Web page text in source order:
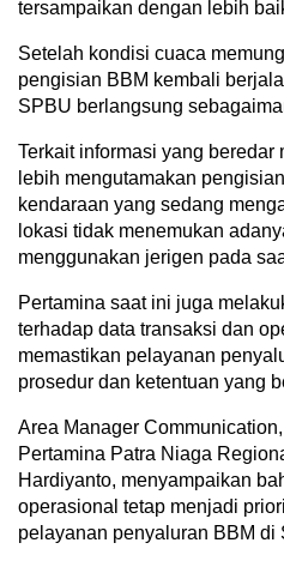
tersampaikan dengan lebih
Setelah kondisi cuaca
pengisian BBM kembali
SPBU berlangsung
Terkait informasi yang
lebih mengutamakan
kendaraan yang sedang
lokasi tidak menemukan
menggunakan jerigen pada
Pertamina saat ini juga
terhadap data transaksi dan
memastikan pelayanan
prosedur dan ketentuan yang
Area Manager
Pertamina Patra Niaga
Hardiyanto, menyampaikan
operasional tetap menjadi
pelayanan penyaluran BBM di